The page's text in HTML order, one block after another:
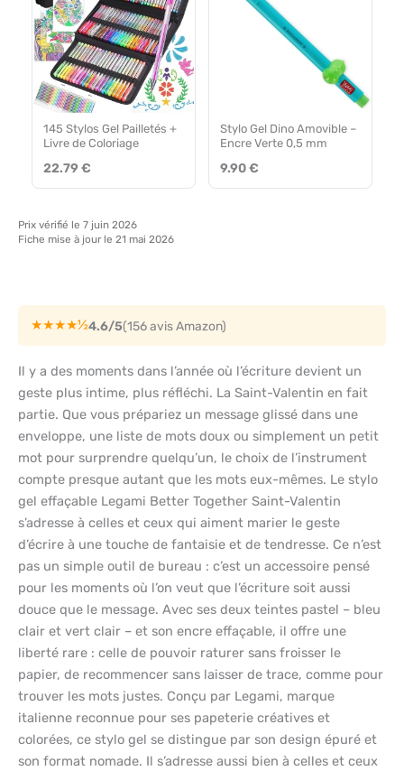
145 Stylos Gel Pailletés +
Livre de Coloriage
22.79 €
Stylo Gel Dino Amovible –
Encre Verte 0,5 mm
9.90 €
Prix vérifié le 7 juin 2026
Fiche mise à jour le 21 mai 2026
★★★★½4.6/5(156 avis Amazon)
Il y a des moments dans l’année où l’écriture devient un
geste plus intime, plus réfléchi. La Saint-Valentin en fait
partie. Que vous prépariez un message glissé dans une
enveloppe, une liste de mots doux ou simplement un petit
mot pour surprendre quelqu’un, le choix de l’instrument
compte presque autant que les mots eux-mêmes. Le stylo
gel effaçable Legami Better Together Saint-Valentin
s’adresse à celles et ceux qui aiment marier le geste
d’écrire à une touche de fantaisie et de tendresse. Ce n’est
pas un simple outil de bureau : c’est un accessoire pensé
pour les moments où l’on veut que l’écriture soit aussi
douce que le message. Avec ses deux teintes pastel – bleu
clair et vert clair – et son encre effaçable, il offre une
liberté rare : celle de pouvoir raturer sans froisser le
papier, de recommencer sans laisser de trace, comme pour
trouver les mots justes. Conçu par Legami, marque
italienne reconnue pour ses papeterie créatives et
colorées, ce stylo gel se distingue par son design épuré et
son format nomade. Il s’adresse aussi bien à celles et ceux